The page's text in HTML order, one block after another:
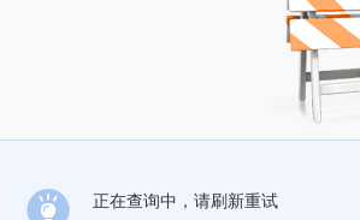
正在查询中，请刷新重试